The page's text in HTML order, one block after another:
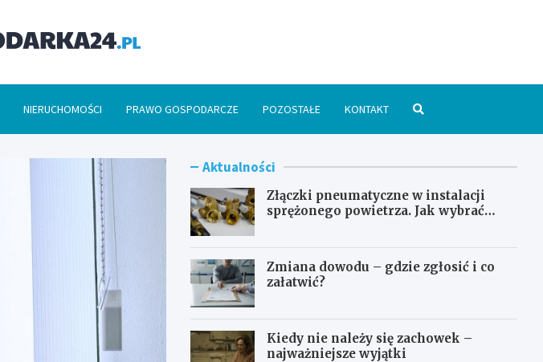
NIERUCHOMOŚCI PRAWO GOSPODARCZE POZOSTAŁE KONTAKT
Aktualności
Złączki pneumatyczne w instalacji
sprężonego powietrza. Jak wybrać
Zmiana dowodu – gdzie zgłosić i co
załatwić?
Kiedy nie należy się zachowek –
najważniejsze wyjątki